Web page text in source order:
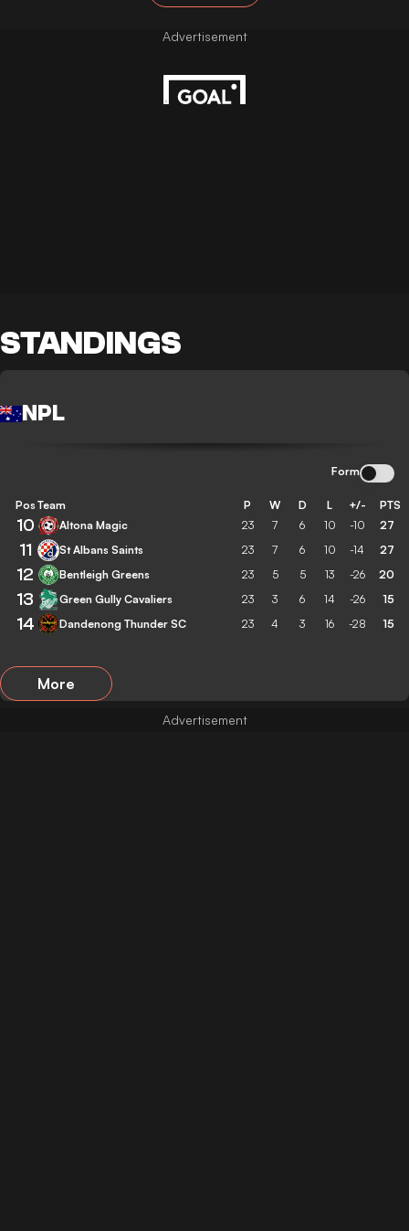
STANDINGS
NPL
Form
Pos Team P W D L +/- PTS
10 Altona Magic 23 7 6 10 -10 27
11 St Albans Saints 23 7 6 10 -14 27
12 Bentleigh Greens 23 5 5 13 -26 20
13 Green Gully Cavaliers 23 3 6 14 -26 15
14 Dandenong Thunder SC 23 4 3 16 -28 15
More